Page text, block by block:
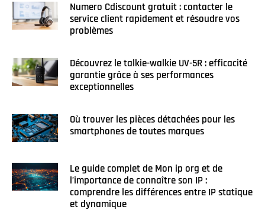
Numero Cdiscount gratuit : contacter le
service client rapidement et résoudre vos
problèmes
Découvrez le talkie-walkie UV-5R : efficacité
garantie grâce à ses performances
exceptionnelles
Où trouver les pièces détachées pour les
smartphones de toutes marques
Le guide complet de Mon ip org et de
l’importance de connaître son IP :
comprendre les différences entre IP statique
et dynamique